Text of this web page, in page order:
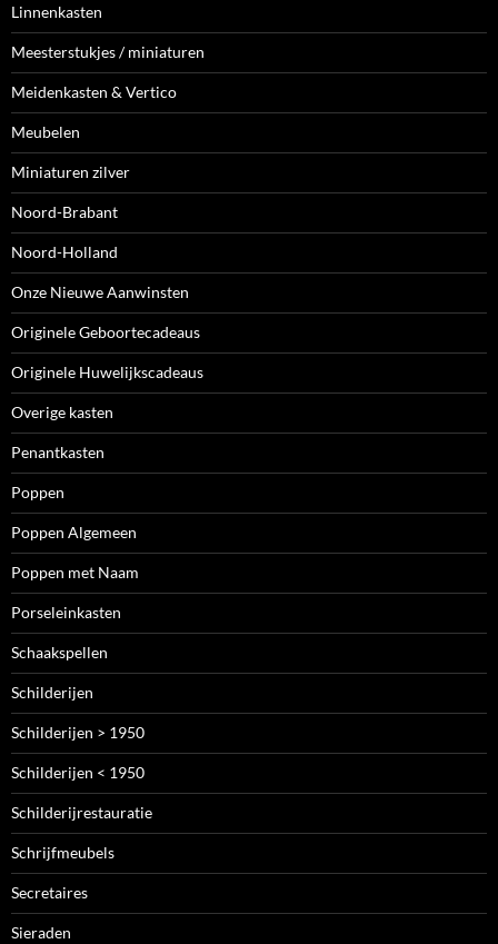
Linnenkasten
Meesterstukjes / miniaturen
Meidenkasten & Vertico
Meubelen
Miniaturen zilver
Noord-Brabant
Noord-Holland
Onze Nieuwe Aanwinsten
Originele Geboortecadeaus
Originele Huwelijkscadeaus
Overige kasten
Penantkasten
Poppen
Poppen Algemeen
Poppen met Naam
Porseleinkasten
Schaakspellen
Schilderijen
Schilderijen > 1950
Schilderijen < 1950
Schilderijrestauratie
Schrijfmeubels
Secretaires
Sieraden